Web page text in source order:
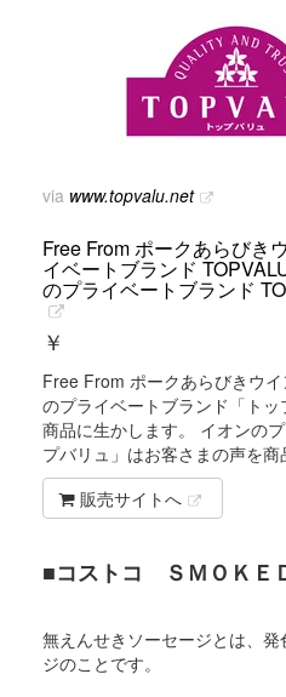
via www.topvalu.net
Free From ポークあらびき
イベートブランド
のプライベートブランド
￥
Free From ポークあらびきウ
のプライベートブランド「ト
商品に生かします。 イオンの
プバリュ」はお客さまの声を商
販売サイトへ
■コストコ ＳＭＯＫＥ
無えんせきソーセージとは、
ジのことです。